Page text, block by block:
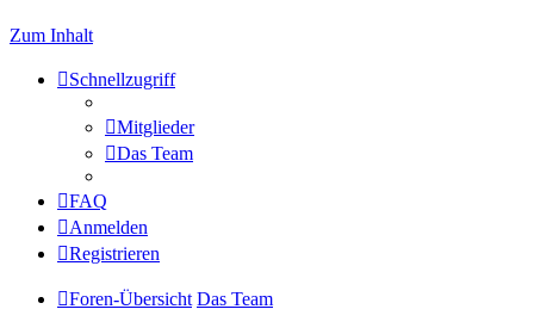
Zum Inhalt
Schnellzugriff
Mitglieder
Das Team
FAQ
Anmelden
Registrieren
Foren-Übersicht Das Team